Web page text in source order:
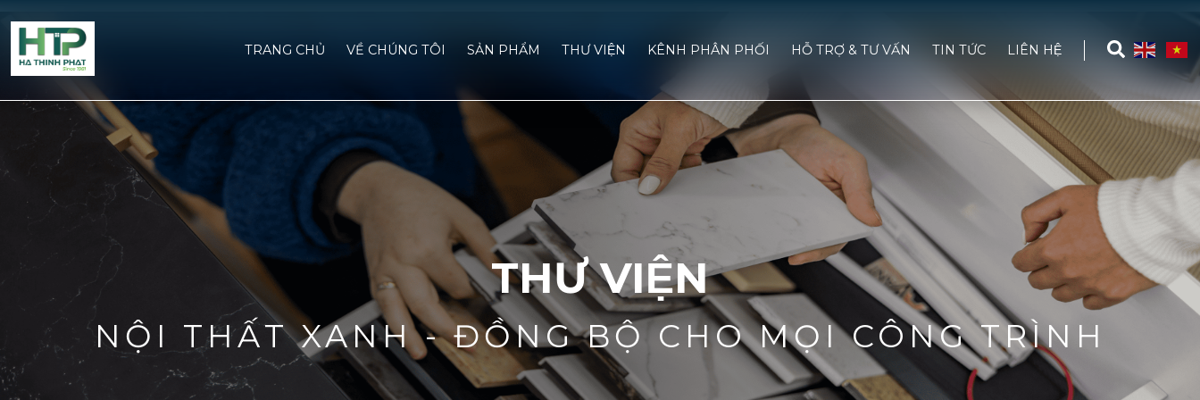
TRANG CHỦ VỀ CHÚNG TÔI SẢN PHẨM THƯ VIỆN KÊNH PHÂN PHỐI HỖ TRỢ & TƯ VẤN TIN TỨC LIÊN HỆ
THƯ VIỆN
NỘI THẤT XANH - ĐỒNG BỘ CHO MỌI CÔNG TRÌNH